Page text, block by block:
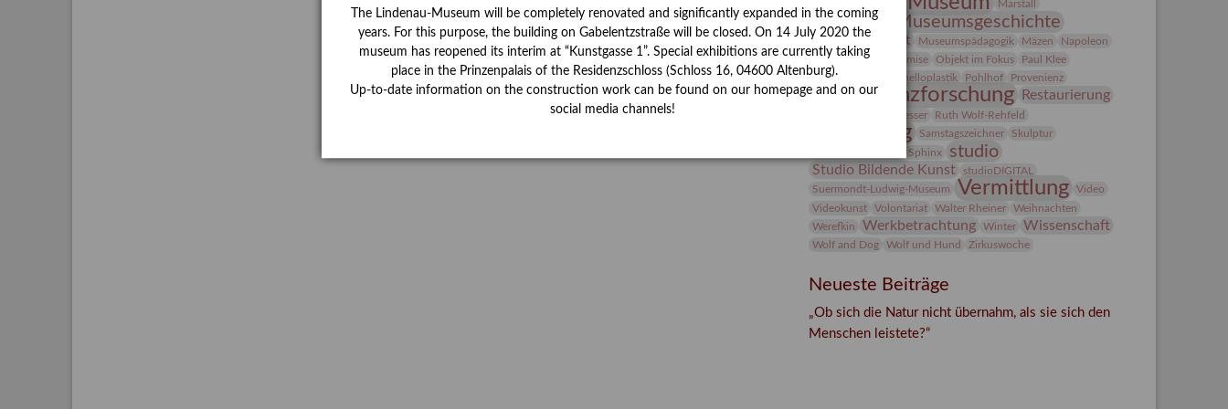
Marstall
Messeakademie
Museumsgeschichte
Museumsnacht Museumspädagogik Mäzen Napoleon
Natur Neue Remise Objekt im Fokus
Paul Klee
Peter Schnürpel
Phelloplastik Pohlhof Provenienz
Provenienzforschung Restaurierung
Rudi Lesser Ruth Wolf-Rehfeld
Sammlung Samstagszeichner
Skulptur
Sphinx studio
Studio Bildende Kunst
studioDIGITAL
Suermondt-Ludwig-Museum
Vermittlung
Video
Videokunst
Volontariat Walter Rheiner
Weihnachten
Werefkin
Werkbetrachtung Winter Wissenschaft
Wolf and Dog Wolf und Hund Zirkuswoche
Neueste Beiträge
„Ob sich die Natur nicht übernahm, als sie sich den
Menschen leistete?“
The Lindenau-Museum will be completely renovated and significantly expanded in the coming
years. For this purpose, the building on Gabelentzstraße will be closed. On 14 July 2020 the
museum has reopened its interim at “Kunstgasse 1”. Special exhibitions are currently taking
place in the Prinzenpalais of the Residenzschloss (Schloss 16, 04600 Altenburg).
Up-to-date information on the construction work can be found on our homepage and on our
social media channels!